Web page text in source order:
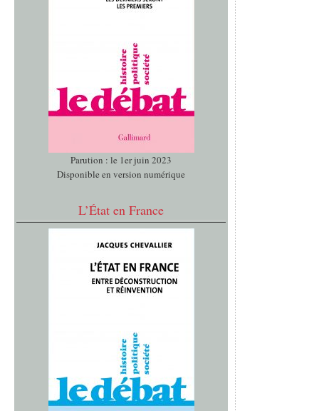
Parution : le 1er juin 2023
Disponible en version numérique
L’État en France